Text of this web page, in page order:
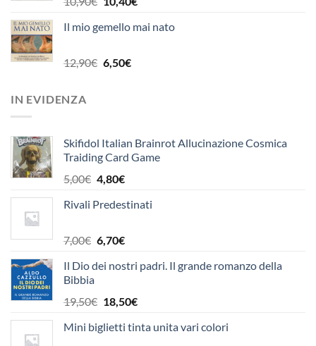
originale
10,90€.
attuale
Il mio gemello mai nato
12,90€ Il
6,50€Il
IN EVIDENZA
Skifidol Italian Brainrot Allucinazione Cosmica
Traiding Card Game
5,00€ Il
originale
5,00€.
4,80€Il
attuale
4,80€.
Rivali Predestinati
7,00€ Il
originale
7,00€.
6,70€Il
attuale
6,70€.
Il Dio dei nostri padri. Il grande romanzo della
Bibbia
19,50€ Il
originale
18,50€Il
attuale
Mini biglietti tinta unita vari colori